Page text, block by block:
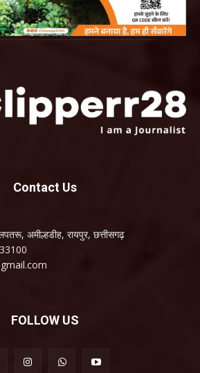
Contact Us
अमील्हडीह, रायपुर, छत्तीसगढ़
FOLLOW US